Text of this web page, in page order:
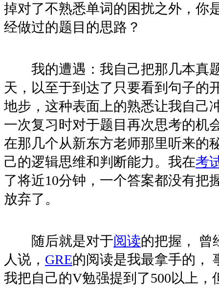
掉对了不熟悉单词的困扰之外，你
经做过的题目的思路？
我的遭遇：我自己把那几本真
天，以至于到达了只要看到句子的
地步，这种表面上的熟悉让我自己
一次复习时对于题目再次思考的机
在那几个从新东方老师那里听来的
己的逻辑思维和判断能力。我在考
了将近10分钟，一个答案都没有把
放弃了。
随后就是对于阅读的把握， 曾
人说， GRE的阅读是我最拿手的，
我把自己的V勉强提到了500以上，